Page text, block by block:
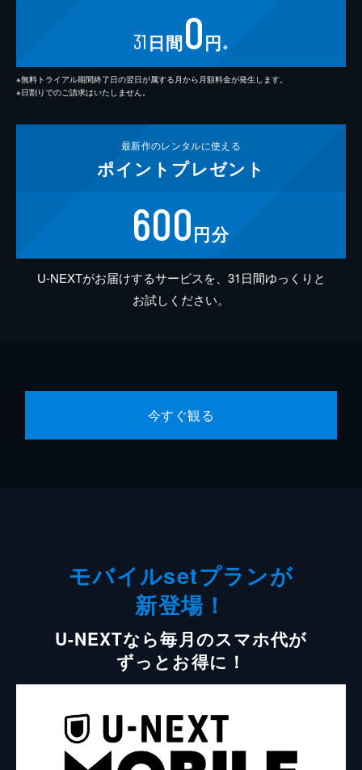
31 日間0円 ※
※無料トライアル期間終了日の翌日が属する月から月額料金が発生します。
※日割りでのご請求はいたしません。
最新作のレンタルに使える
ポイント プレゼント
600円分
U-NEXTがお届けするサービスを、31日間ゆっくりと
お試しください。
今すぐ観る
モバイルsetプランが
新登場！
U-NEXTなら毎月のスマホ代が
ずっとお得に！